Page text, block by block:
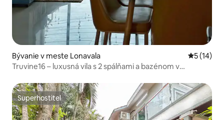
Bývanie v meste Lonavala
5 (14)
Truvine16 – luxusná vila s 2 spálňami a bazénom v
Superhostiteľ
Superhostiteľ